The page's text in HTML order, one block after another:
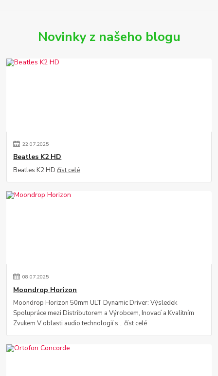
Novinky z našeho blogu
22.07.2025
Beatles K2 HD
Beatles K2 HDčíst celé
08.07.2025
Moondrop Horizon
Moondrop Horizon 50mm ULT Dynamic Driver: Výsledek
Spolupráce mezi Distributorem a Výrobcem, Inovací a Kvalitním
Zvukem V oblasti audio technologií s...číst celé